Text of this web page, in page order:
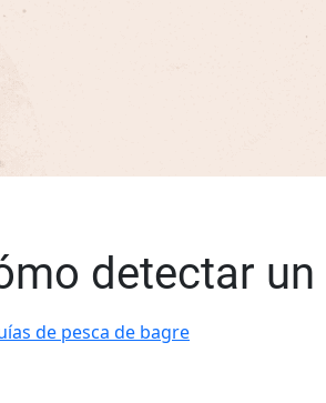
detectar
de pesca de bagre